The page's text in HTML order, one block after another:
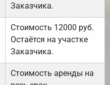
Заказчика.
Стоимость 12000 руб.
Остаётся на участке
Заказчика.
Стоимость аренды на